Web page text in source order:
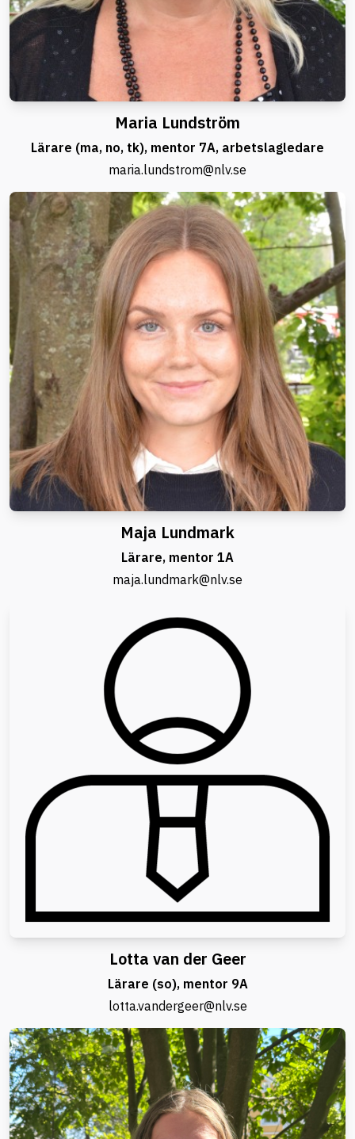
Maria Lundström
Lärare (ma, no, tk), mentor 7A, arbetslagledare
maria.lundstrom@nlv.se
Maja Lundmark
Lärare, mentor 1A
maja.lundmark@nlv.se
Lotta van der Geer
Lärare (so), mentor 9A
lotta.vandergeer@nlv.se